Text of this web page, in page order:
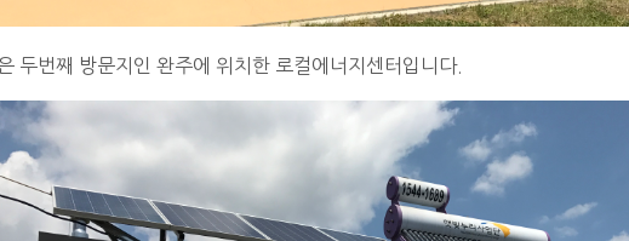
두번째 방문지인 완주에 위치한 로컬에너지센터입니다.